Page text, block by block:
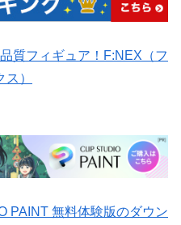
質フィギュア！F:NEX（フ
ス）
PAINT 無料体験版のダウン